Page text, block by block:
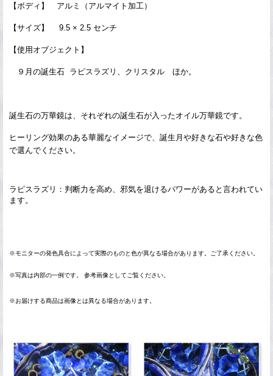
【ボディ】 アルミ（アルマイト加工）
【サイズ】 9.5 × 2.5 センチ
【使用オブジェクト】
９月の誕生石 ラピスラズリ、クリスタル ほか。
誕生石の万華鏡は、それぞれの誕生石が入ったオイル万華鏡です。
ヒーリング効果のある華麗なイメージで、誕生月や好きな石や好きな色
で選んでください。
ラピスラズリ：判断力を高め、邪気を退けるパワーがあると言われてい
ます。
※モニターの発色具合によって実際のものと色が異なる場合があります。ご了承ください。
※写真は内部の一例です。 参考画像としてご覧ください。
※お届けする商品は画像とは異なる場合があります。